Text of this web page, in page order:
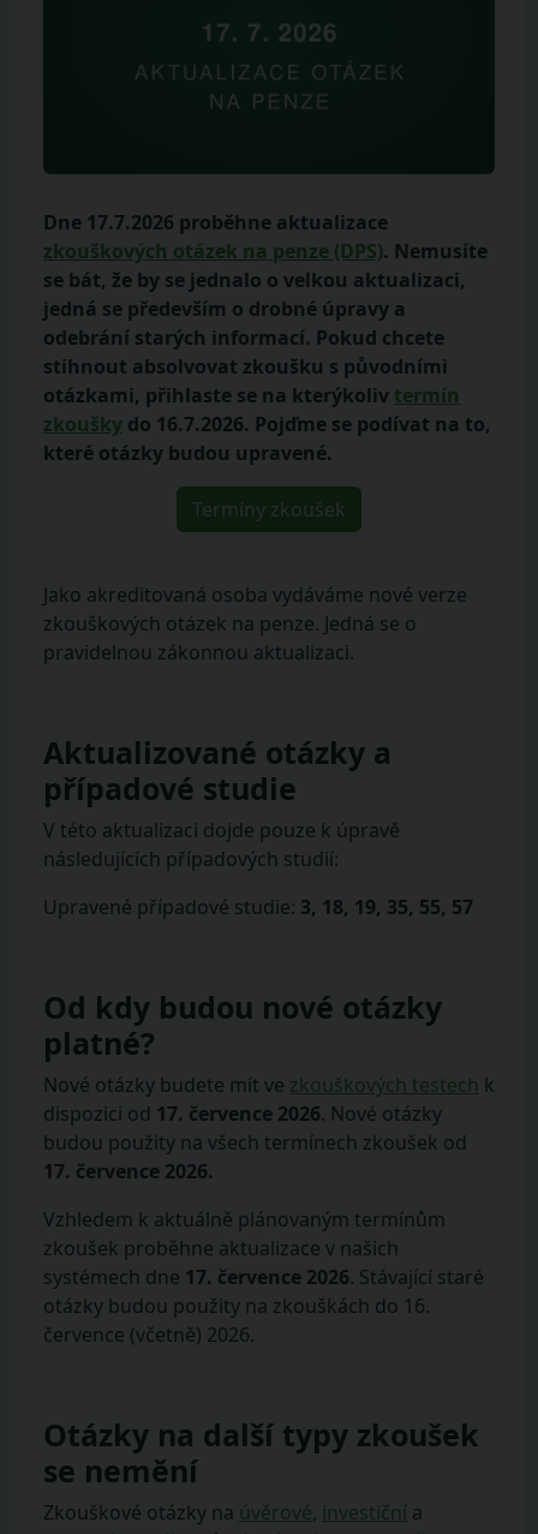
Dne 17.7.2026 proběhne aktualizace
zkouškových otázek na penze (DPS). Nemusíte
se bát, že by se jednalo o velkou aktualizaci,
jedná se především o drobné úpravy a
odebrání starých informací. Pokud chcete
stihnout absolvovat zkoušku s původními
otázkami, přihlaste se na kterýkoliv termín
zkoušky do 16.7.2026. Pojďme se podívat na to,
které otázky budou upravené.
Termíny zkoušek
Jako akreditovaná osoba vydáváme nové verze
zkouškových otázek na penze. Jedná se o
pravidelnou zákonnou aktualizaci.
Aktualizované otázky a
případové studie
V této aktualizaci dojde pouze k úpravě
následujících případových studií:
Upravené případové studie: 3, 18, 19, 35, 55, 57
Od kdy budou nové otázky
platné?
Nové otázky budete mít ve zkouškových testech k
dispozici od 17. července 2026. Nové otázky
budou použity na všech termínech zkoušek od
17. července 2026.
Vzhledem k aktuálně plánovaným termínům
zkoušek proběhne aktualizace v našich
systémech dne 17. července 2026. Stávající staré
otázky budou použity na zkouškách do 16.
července (včetně) 2026.
Otázky na další typy zkoušek
se nemění
Zkouškové otázky na úvěrové, investiční a